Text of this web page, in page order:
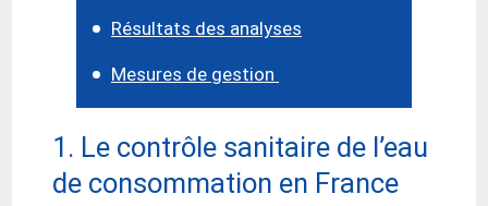
Résultats des analyses
Mesures de gestion
1. Le contrôle sanitaire de l’eau
de consommation en France